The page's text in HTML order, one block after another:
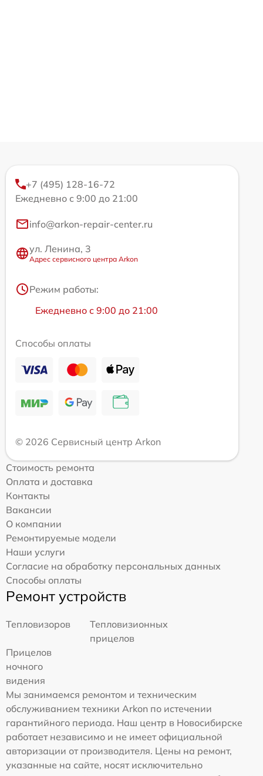
+7 (495) 128-16-72
Ежедневно с 9:00 до 21:00
info@arkon-repair-center.ru
ул. Ленина, 3
Адрес сервисного центра Arkon
Режим работы:
Ежедневно с 9:00 до 21:00
Способы оплаты
© 2026 Сервисный центр Arkon
Стоимость ремонта
Оплата и доставка
Контакты
Вакансии
О компании
Ремонтируемые модели
Наши услуги
Согласие на обработку персональных данных
Способы оплаты
Ремонт устройств
Тепловизоров
Тепловизионных
прицелов
Прицелов
ночного
видения
Мы занимаемся ремонтом и техническим
обслуживанием техники Arkon по истечении
гарантийного периода. Наш центр в Новосибирске
работает независимо и не имеет официальной
авторизации от производителя. Цены на ремонт,
указанные на сайте, носят исключительно